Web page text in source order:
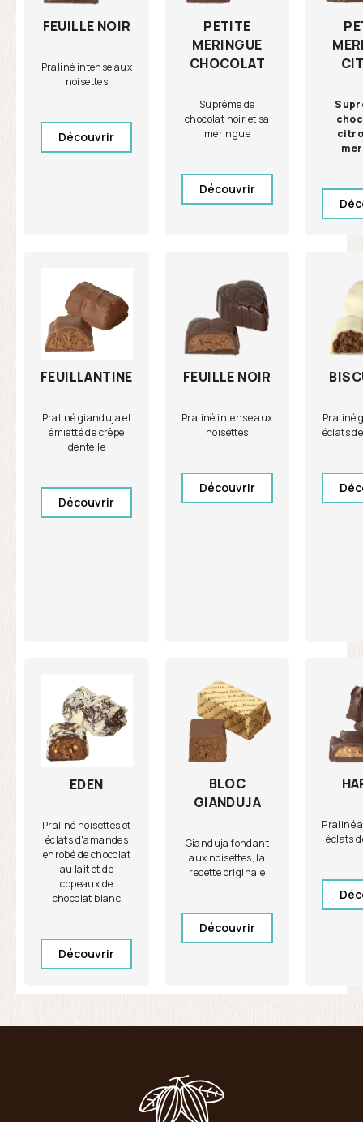
FEUILLE NOIR
Praliné intense aux
noisettes
Découvrir
PETITE
MERINGUE
CHOCOLAT
Suprême de
chocolat noir et sa
meringue
Découvrir
FEUILLANTINE
Praliné gianduja et
émietté de crêpe
dentelle
Découvrir
FEUILLE NOIR
Praliné intense aux
noisettes
Découvrir
Praliné
éclats
EDEN
Praliné noisettes et
éclats d'amandes
enrobé de chocolat
au lait et de
copeaux de
chocolat blanc
Découvrir
BLOC
GIANDUJA
Gianduja fondant
aux noisettes, la
recette originale
Découvrir
Praliné
éclats